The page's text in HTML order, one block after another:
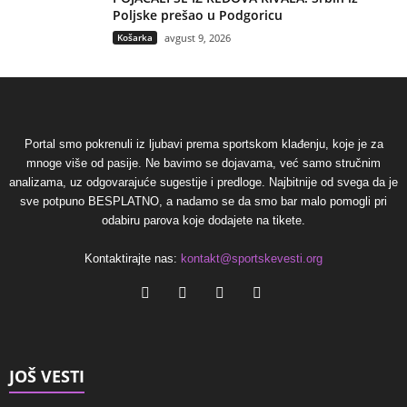
Poljske prešao u Podgoricu
Košarka avgust 9, 2026
Portal smo pokrenuli iz ljubavi prema sportskom klađenju, koje je za
mnoge više od pasije. Ne bavimo se dojavama, već samo stručnim
analizama, uz odgovarajuće sugestije i predloge. Najbitnije od svega da je
sve potpuno BESPLATNO, a nadamo se da smo bar malo pomogli pri
odabiru parova koje dodajete na tikete.
Kontaktirajte nas: kontakt@sportskevesti.org
JOŠ VESTI